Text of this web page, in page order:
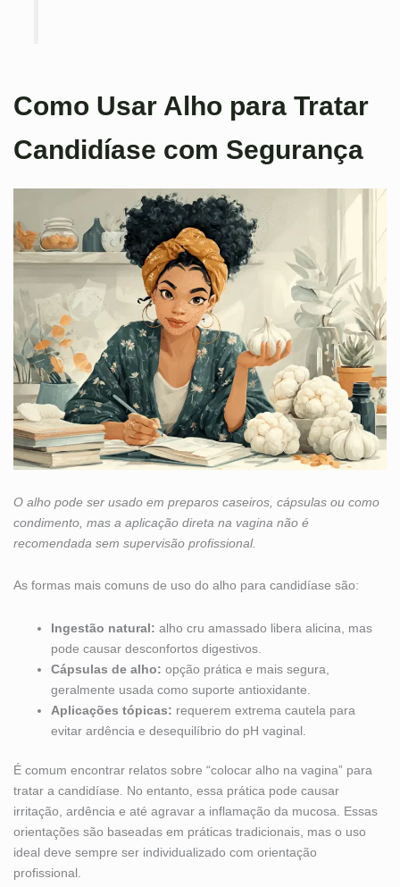
Como Usar Alho para Tratar
Candidíase com Segurança
O alho pode ser usado em preparos caseiros, cápsulas ou como
condimento, mas a aplicação direta na vagina não é
recomendada sem supervisão profissional.
As formas mais comuns de uso do alho para candidíase são:
Ingestão natural: alho cru amassado libera alicina, mas
pode causar desconfortos digestivos.
Cápsulas de alho: opção prática e mais segura,
geralmente usada como suporte antioxidante.
Aplicações tópicas: requerem extrema cautela para
evitar ardência e desequilíbrio do pH vaginal.
É comum encontrar relatos sobre “colocar alho na vagina” para
tratar a candidíase. No entanto, essa prática pode causar
irritação, ardência e até agravar a inflamação da mucosa. Essas
orientações são baseadas em práticas tradicionais, mas o uso
ideal deve sempre ser individualizado com orientação
profissional.